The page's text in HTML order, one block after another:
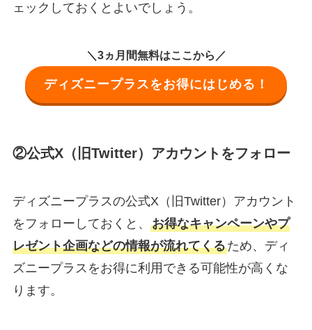
ェックしておくとよいでしょう。
＼3ヵ月間無料はここから／
ディズニープラスをお得にはじめる！
②公式X（旧Twitter）アカウントをフォロー
ディズニープラスの公式X（旧Twitter）アカウント
をフォローしておくと、 お得なキャンペーンやプ
レゼント企画などの情報が流れてくるため、ディ
ズニープラスをお得に利用できる可能性が高くな
ります。